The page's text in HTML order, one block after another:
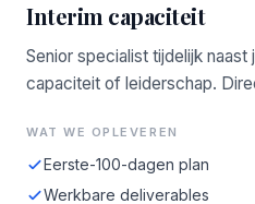
Interim capaciteit
Senior specialist tijdelijk
capaciteit of leiderschap.
WAT WE OPLEVEREN
Eerste-100-dagen plan
Werkbare deliverables